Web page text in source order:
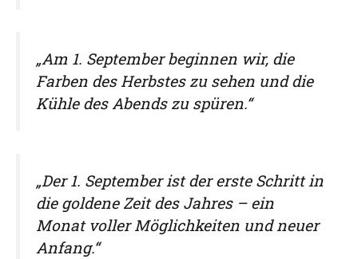
„Am 1. September beginnen wir, die
Farben des Herbstes zu sehen und die
Kühle des Abends zu spüren.“
„Der 1. September ist der erste Schritt in
die goldene Zeit des Jahres – ein
Monat voller Möglichkeiten und neuer
Anfang.“